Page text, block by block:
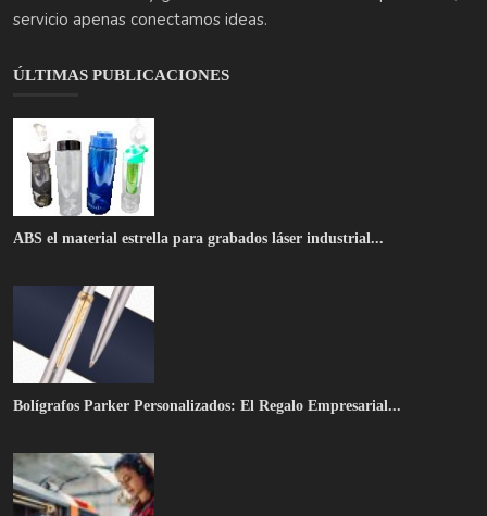
ABS el material estrella para grabados láser industrial...
Bolígrafos Parker Personalizados: El Regalo Empresarial...
Cómo Cotizar con Éxito tus Trabajos de Grabado Láser: C...
REDES SOCIALES